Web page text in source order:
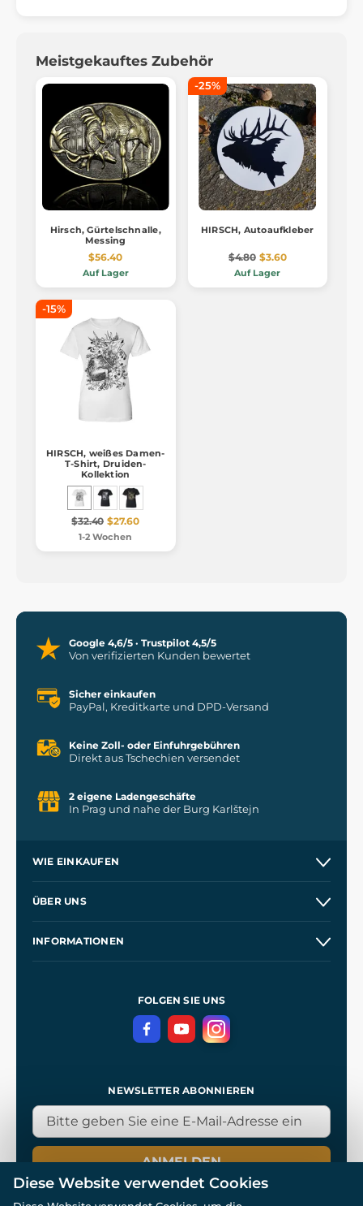
Meistgekauftes Zubehör
Hirsch, Gürtelschnalle,
Messing
$56.40
Auf Lager
-25%
HIRSCH, Autoaufkleber
$4.80 $3.60
Auf Lager
-15%
HIRSCH, weißes Damen-
T-Shirt, Druiden-
Kollektion
$32.40 $27.60
1-2 Wochen
Google 4,6/5 · Trustpilot 4,5/5
Von verifizierten Kunden bewertet
Sicher einkaufen
PayPal, Kreditkarte und DPD-Versand
Keine Zoll- oder Einfuhrgebühren
Direkt aus Tschechien versendet
2 eigene Ladengeschäfte
In Prag und nahe der Burg Karlštejn
WIE EINKAUFEN
Kontakt
ÜBER UNS
INFORMATIONEN
DatenschutzerklärungFOLGEN SIE UNS
NEWSLETTER ABONNIEREN
ANMELDEN
Diese Website verwendet Cookies